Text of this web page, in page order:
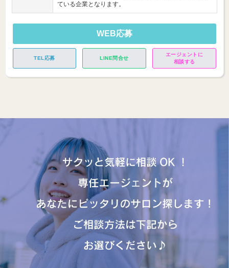
ている企業となります。
WEB応募
TEL応募 LINE問合せ
エージェントに
相談する